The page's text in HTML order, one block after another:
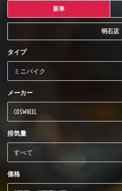
新車
明石店
タイプ
メーカー
排気量
価格